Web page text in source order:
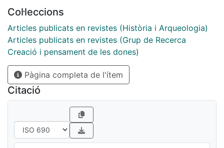
Col·leccions
Articles publicats en revistes (Història i Arqueologia)
Articles publicats en revistes (Grup de Recerca
Creació i pensament de les dones)
Pàgina completa de l'ítem
Citació